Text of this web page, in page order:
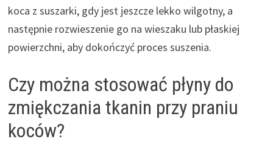
koca z suszarki, gdy jest jeszcze lekko wilgotny, a
następnie rozwieszenie go na wieszaku lub płaskiej
powierzchni, aby dokończyć proces suszenia.
Czy można stosować płyny do
zmiękczania tkanin przy praniu
koców?